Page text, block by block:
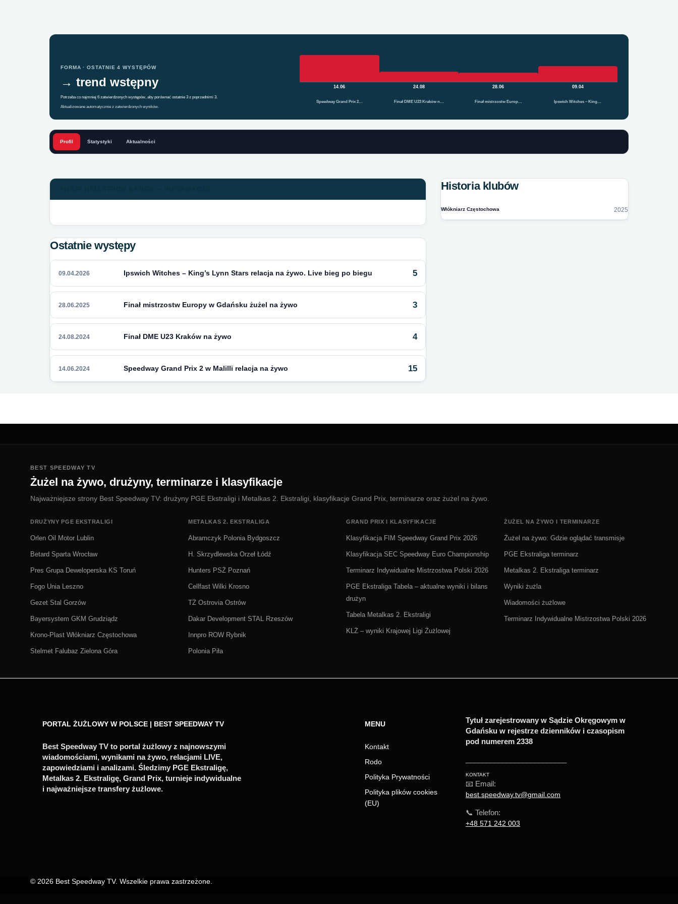
FORMA · OSTATNIE 4 WYSTĘPÓW
→ trend wstępny
Potrzeba co najmniej 6 zatwierdzonych występów, aby porównać ostatnie 3 z poprzednimi 3.
Aktualizowane automatycznie z zatwierdzonych wyników.
14.06
Speedway Grand Prix 2…
24.08
Finał DME U23 Kraków n…
28.06
Finał mistrzostw Europ…
09.04
Ipswich Witches – King…
Profil Statystyki Aktualności
Ostatnie występy
09.04.2026 Ipswich Witches – King’s Lynn Stars relacja na żywo. Live bieg po biegu 5
28.06.2025 Finał mistrzostw Europy w Gdańsku żużel na żywo 3
24.08.2024 Finał DME U23 Kraków na żywo 4
14.06.2024 Speedway Grand Prix 2 w Malilli relacja na żywo 15
Historia klubów
Włókniarz Częstochowa 2025
BEST SPEEDWAY TV
Żużel na żywo, drużyny, terminarze i klasyfikacje
Najważniejsze strony Best Speedway TV: drużyny PGE Ekstraligi i Metalkas 2. Ekstraligi, klasyfikacje Grand Prix, terminarze oraz żużel na żywo.
DRUŻYNY PGE EKSTRALIGI
Orlen Oil Motor Lublin
Betard Sparta Wrocław
Pres Grupa Deweloperska KS Toruń
Fogo Unia Leszno
Gezet Stal Gorzów
Bayersystem GKM Grudziądz
Krono-Plast Włókniarz Częstochowa
Stelmet Falubaz Zielona Góra
METALKAS 2. EKSTRALIGA
Abramczyk Polonia Bydgoszcz
H. Skrzydlewska Orzeł Łódź
Hunters PSŻ Poznań
Cellfast Wilki Krosno
TŻ Ostrovia Ostrów
Dakar Development STAL Rzeszów
Innpro ROW Rybnik
Polonia Piła
GRAND PRIX I KLASYFIKACJE
Klasyfikacja FIM Speedway Grand Prix 2026
Klasyfikacja SEC Speedway Euro Championship
Terminarz Indywidualne Mistrzostwa Polski 2026
PGE Ekstraliga Tabela – aktualne wyniki i bilans
drużyn
Tabela Metalkas 2. Ekstraligi
KLŻ – wyniki Krajowej Ligi Żużlowej
ŻUŻEL NA ŻYWO I TERMINARZE
Żużel na żywo: Gdzie oglądać transmisje
PGE Ekstraliga terminarz
Metalkas 2. Ekstraliga terminarz
Wyniki żużla
Wiadomości żużlowe
Terminarz Indywidualne Mistrzostwa Polski 2026
PORTAL ŻUŻLOWY W POLSCE | BEST SPEEDWAY TV
Best Speedway TV to portal żużlowy z najnowszymi
wiadomościami, wynikami na żywo, relacjami LIVE,
zapowiedziami i analizami. Śledzimy PGE Ekstraligę,
Metalkas 2. Ekstraligę, Grand Prix, turnieje indywidualne
i najważniejsze transfery żużlowe.
MENU
Kontakt
Rodo
Polityka Prywatności
Polityka plików cookies
(EU)
Tytuł zarejestrowany w Sądzie Okręgowym w
Gdańsku w rejestrze dzienników i czasopism
pod numerem 2338
KONTAKT
📧 Email:
best.speedway.tv@gmail.com
📞 Telefon:
+48 571 242 003
© 2026 Best Speedway TV. Wszelkie prawa zastrzeżone.